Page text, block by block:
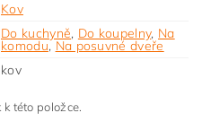
Kov
Do kuchyně, Do koupelny, Na
komodu, Na posuvné dveře
kov
této položce.